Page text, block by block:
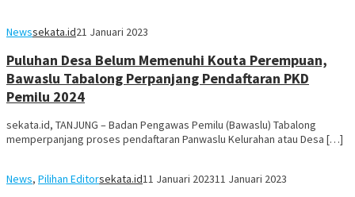
Newssekata.id21 Januari 2023
Puluhan Desa Belum Memenuhi Kouta Perempuan,
Bawaslu Tabalong Perpanjang Pendaftaran PKD
Pemilu 2024
sekata.id, TANJUNG – Badan Pengawas Pemilu (Bawaslu) Tabalong
memperpanjang proses pendaftaran Panwaslu Kelurahan atau Desa […]
News, Pilihan Editorsekata.id11 Januari 202311 Januari 2023